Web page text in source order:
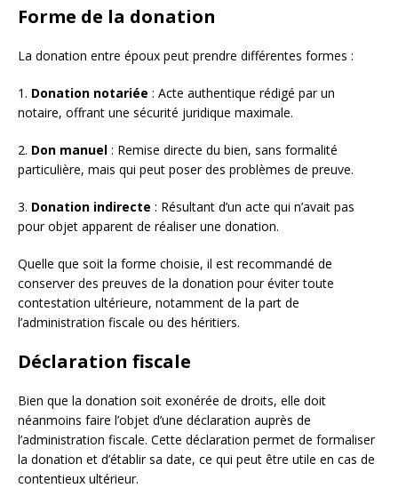
Forme de la donation
La donation entre époux peut prendre différentes formes :
1. Donation notariée : Acte authentique rédigé par un
notaire, offrant une sécurité juridique maximale.
2. Don manuel : Remise directe du bien, sans formalité
particulière, mais qui peut poser des problèmes de preuve.
3. Donation indirecte : Résultant d’un acte qui n’avait pas
pour objet apparent de réaliser une donation.
Quelle que soit la forme choisie, il est recommandé de
conserver des preuves de la donation pour éviter toute
contestation ultérieure, notamment de la part de
l’administration fiscale ou des héritiers.
Déclaration fiscale
Bien que la donation soit exonérée de droits, elle doit
néanmoins faire l’objet d’une déclaration auprès de
l’administration fiscale. Cette déclaration permet de formaliser
la donation et d’établir sa date, ce qui peut être utile en cas de
contentieux ultérieur.